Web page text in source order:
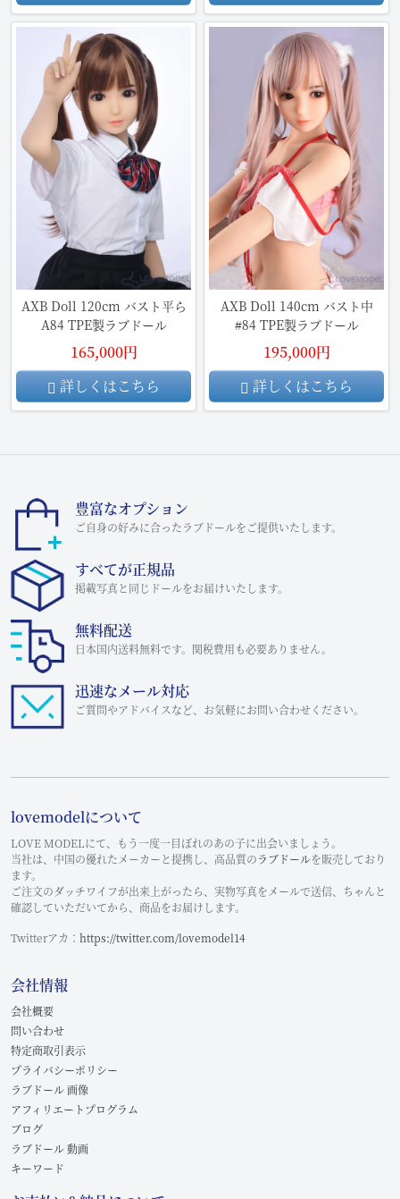
AXB Doll 120cm バスト平ら
A84 TPE製ラブドール
165,000円
詳しくはこちら
AXB Doll 140cm バスト中
#84 TPE製ラブドール
195,000円
詳しくはこちら
豊富なオプション
ご自身の好みに合ったラブドールをご提供いたします。
すべてが正規品
掲載写真と同じドールをお届けいたします。
無料配送
日本国内送料無料です。関税費用も必要ありません。
迅速なメール対応
ご質問やアドバイスなど、お気軽にお問い合わせください。
lovemodelについて
LOVE MODELにて、もう一度一目ぼれのあの子に出会いましょう。
当社は、中国の優れたメーカーと提携し、高品質のラブドールを販売しており
ます。
ご注文のダッチワイフが出来上がったら、実物写真をメールで送信、ちゃんと
確認していただいてから、商品をお届けします。
Twitterアカ： https://twitter.com/lovemodel14
会社情報
会社概要
問い合わせ
特定商取引表示
プライバシーポリシー
ラブドール 画像
アフィリエートプログラム
ブログ
ラブドール 動画
キーワード